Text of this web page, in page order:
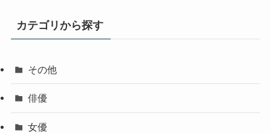
カテゴリから探す
その他
俳優
女優